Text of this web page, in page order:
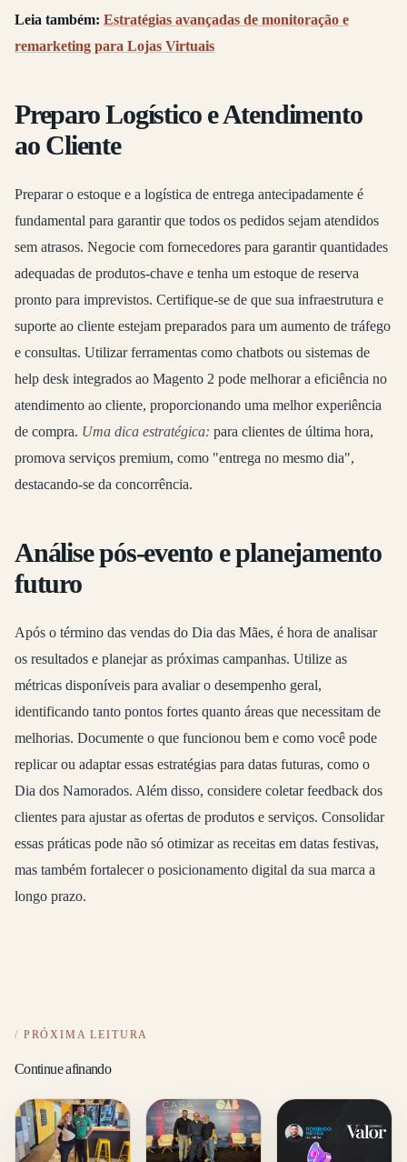
Leia também: Estratégias avançadas de monitoração e
remarketing para Lojas Virtuais
Preparo Logístico e Atendimento
ao Cliente
Preparar o estoque e a logística de entrega antecipadamente é
fundamental para garantir que todos os pedidos sejam atendidos
sem atrasos. Negocie com fornecedores para garantir quantidades
adequadas de produtos-chave e tenha um estoque de reserva
pronto para imprevistos. Certifique-se de que sua infraestrutura e
suporte ao cliente estejam preparados para um aumento de tráfego
e consultas. Utilizar ferramentas como chatbots ou sistemas de
help desk integrados ao Magento 2 pode melhorar a eficiência no
atendimento ao cliente, proporcionando uma melhor experiência
de compra. Uma dica estratégica: para clientes de última hora,
promova serviços premium, como "entrega no mesmo dia",
destacando-se da concorrência.
Análise pós-evento e planejamento
futuro
Após o término das vendas do Dia das Mães, é hora de analisar
os resultados e planejar as próximas campanhas. Utilize as
métricas disponíveis para avaliar o desempenho geral,
identificando tanto pontos fortes quanto áreas que necessitam de
melhorias. Documente o que funcionou bem e como você pode
replicar ou adaptar essas estratégias para datas futuras, como o
Dia dos Namorados. Além disso, considere coletar feedback dos
clientes para ajustar as ofertas de produtos e serviços. Consolidar
essas práticas pode não só otimizar as receitas em datas festivas,
mas também fortalecer o posicionamento digital da sua marca a
longo prazo.
PRÓXIMA LEITURA
Continue afinando